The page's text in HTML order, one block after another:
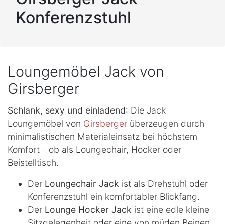
Konferenzstuhl
Loungemöbel Jack von
Girsberger
Schlank, sexy und einladend: Die Jack
Loungemöbel von Girsberger überzeugen durch
minimalistischen Materialeinsatz bei höchstem
Komfort - ob als Loungechair, Hocker oder
Beistelltisch.
Der Loungechair Jack ist als Drehstuhl oder
Konferenzstuhl ein komfortabler Blickfang.
Der Lounge Hocker Jack ist eine edle kleine